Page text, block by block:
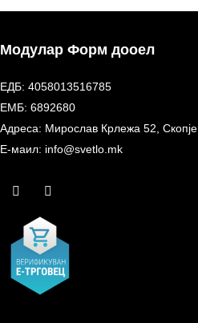
Модулар Форм дооел
ЕДБ: 4058013516785
ЕМБ: 6892680
Адреса: Мирослав Крлежа 52, Скопје
Е-маил: info@svetlo.mk